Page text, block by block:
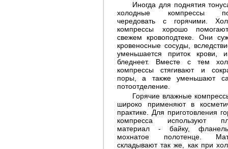
Иногда для поднятия
холодные компрессы
чередовать с горячими.
компрессы хорошо
свежем кровоподтеке. Они
кровеносные сосуды,
уменьшается приток крови,
бледнеет. Вместе с тем
компрессы стягивают и
поры, а также уменьшают
потоотделение.
Горячие влажные
широко применяют в
практике. Для приготовления
компресса используют
материал - байку,
мохнатое полотенце.
складывают так же, как при